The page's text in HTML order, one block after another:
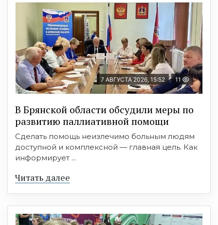
7 АВГУСТА 2026, 15:52 11
В Брянской области обсудили меры по
развитию паллиативной помощи
Сделать помощь неизлечимо больным людям
доступной и комплексной — главная цель. Как
информирует ...
Читать далее